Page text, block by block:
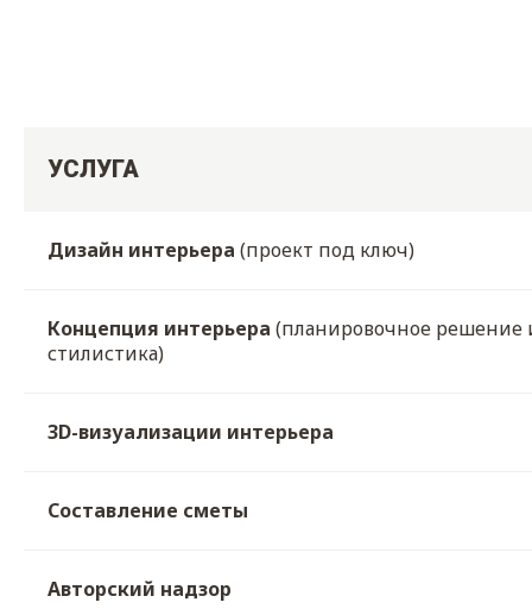
УСЛУГА
Дизайн интерьера (проект под ключ)
Концепция интерьера (планировочное решение
стилистика)
3D-визуализации интерьера
Составление сметы
Авторский надзор